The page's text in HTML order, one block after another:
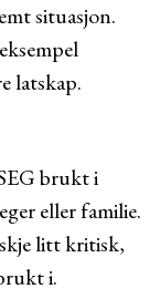
situasjon.
latskap.
brukt i
eller familie.
litt kritisk,
i.